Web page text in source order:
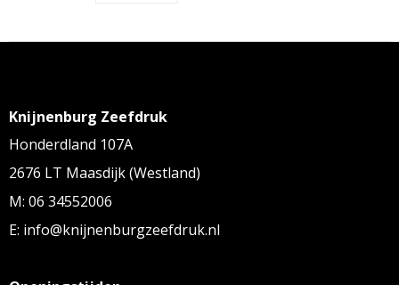
Knijnenburg Zeefdruk
Honderdland 107A
2676 LT Maasdijk (Westland)
M: 06 34552006
E: info@knijnenburgzeefdruk.nl